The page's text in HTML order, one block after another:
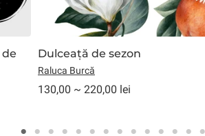
Dulceață de sezon
Raluca Burcă
130,00 ~ 220,00 lei